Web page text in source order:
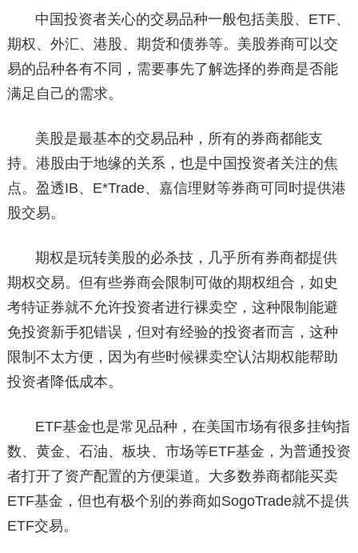
中国投资者关心的交易品种一般包括美股、ETF、
期权、外汇、港股、期货和债券等。美股券商可以交
易的品种各有不同，需要事先了解选择的券商是否能
满足自己的需求。
美股是最基本的交易品种，所有的券商都能支
持。港股由于地缘的关系，也是中国投资者关注的焦
点。盈透IB、E*Trade、嘉信理财等券商可同时提供港
股交易。
期权是玩转美股的必杀技，几乎所有券商都提供
期权交易。但有些券商会限制可做的期权组合，如史
考特证券就不允许投资者进行裸卖空，这种限制能避
免投资新手犯错误，但对有经验的投资者而言，这种
限制不太方便，因为有些时候裸卖空认沽期权能帮助
投资者降低成本。
ETF基金也是常见品种，在美国市场有很多挂钩指
数、黄金、石油、板块、市场等ETF基金，为普通投资
者打开了资产配置的方便渠道。大多数券商都能买卖
ETF基金，但也有极个别的券商如SogoTrade就不提供
ETF交易。